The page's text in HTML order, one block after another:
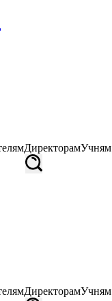
ДиректорамУчням
ДиректорамУчням